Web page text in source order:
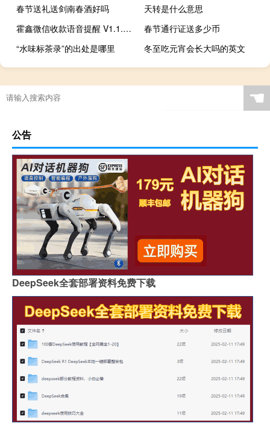
春节送礼送剑南春酒好吗
天转是什么意思
霍鑫微信收款语音提醒 V1.1.2 免费版（霍鑫微信收款语音提醒 V1.1.2 免费版功能简介）
春节通行证送多少币
“水味标茶录”的出处是哪里
冬至吃元宵会长大吗的英文
☚
公告
DeepSeek全套部署资料免费下载